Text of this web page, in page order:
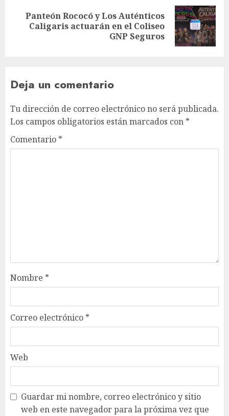
Panteón Rococó y Los Auténticos
Caligaris actuarán en el Coliseo
GNP Seguros
Deja un comentario
Tu dirección de correo electrónico no será publicada.
Los campos obligatorios están marcados con *
Comentario *
Nombre *
Correo electrónico *
Web
Guardar mi nombre, correo electrónico y sitio
web en este navegador para la próxima vez que